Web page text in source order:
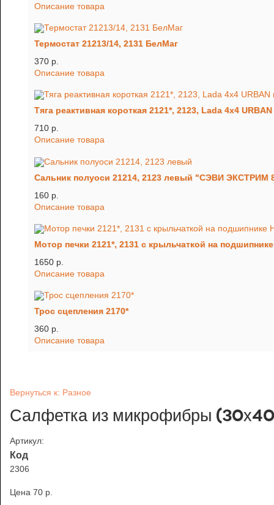
Описание товара
Термостат 21213/14, 2131 БелМаг
370 p.
Описание товара
Тяга реактивная короткая 2121*, 2123, Lada 4x4
710 p.
Описание товара
Сальник полуоси 21214, 2123 левый "СЭВИ ЭКСТРИМ
160 p.
Описание товара
Мотор печки 2121*, 2131 с крыльчаткой на
1650 p.
Описание товара
Трос сцепления 2170*
360 p.
Описание товара
Вернуться к: Разное
Салфетка из микрофибры
Артикул:
Код
2306
Цена 70 p.